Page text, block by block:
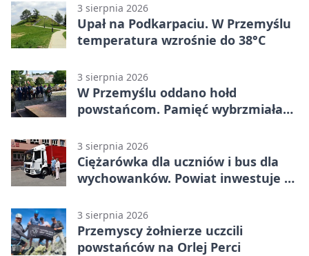
3 sierpnia 2026
Upał na Podkarpaciu. W Przemyślu
temperatura wzrośnie do 38°C
3 sierpnia 2026
W Przemyślu oddano hołd
powstańcom. Pamięć wybrzmiała
3 sierpnia 2026
Ciężarówka dla uczniów i bus dla
wychowanków. Powiat inwestuje w
3 sierpnia 2026
Przemyscy żołnierze uczcili
powstańców na Orlej Perci